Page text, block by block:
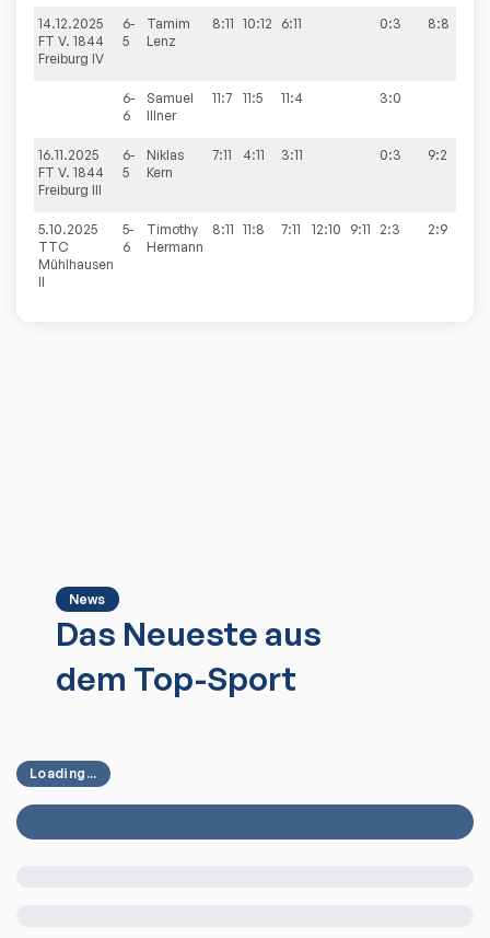
14.12.2025
FT V. 1844
Freiburg IV
6-
5
Tamim
Lenz
8:11 10:12 6:11 0:3 8:8
6-
6
Samuel
Illner
11:7 11:5 11:4 3:0
16.11.2025
FT V. 1844
Freiburg III
6-
5
Niklas
Kern
7:11 4:11 3:11 0:3 9:2
5.10.2025
TTC
Mühlhausen
II
5-
6
Timothy
Hermann
8:11 11:8 7:11 12:10 9:11 2:3 2:9
News
Das Neueste aus
dem Top-Sport
Loading...